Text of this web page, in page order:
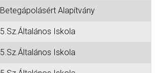
Betegápolásért Alapítvány
5.Sz.Általános Iskola
5.Sz.Általános Iskola